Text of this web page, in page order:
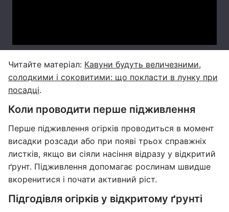
Читайте матеріал: Кавуни будуть величезними,
солодкими і соковитими: що покласти в лунку при
посадці.
Коли проводити перше підживлення
Перше підживлення огірків проводиться в момент
висадки розсади або при появі трьох справжніх
листків, якщо ви сіяли насіння відразу у відкритий
ґрунт. Підживлення допомагає рослинам швидше
вкоренитися і почати активний ріст.
Підгодівля огірків у відкритому ґрунті